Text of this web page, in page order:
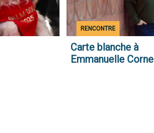
TypeRENCONTRE
Carte blanche à
Emmanuelle Corne